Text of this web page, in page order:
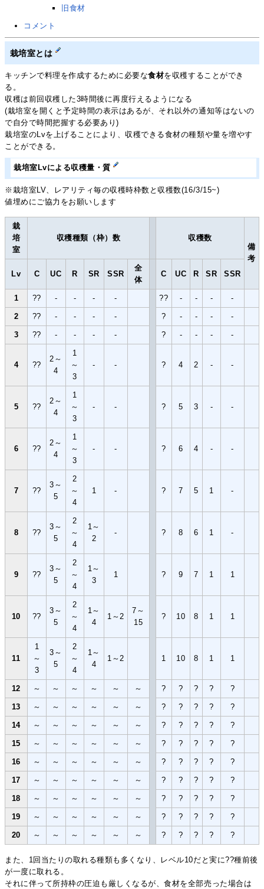
旧食材
コメント
栽培室とは
キッチンで料理を作成するために必要な食材を収穫することができ
る。
収穫は前回収穫した3時間後に再度行えるようになる
(栽培室を開くと予定時間の表示はあるが、それ以外の通知等はないの
で自分で時間把握する必要あり)
栽培室のLvを上げることにより、収穫できる食材の種類や量を増やす
ことができる。
栽培室Lvによる収穫量・質
※栽培室LV、レアリティ毎の収穫時枠数と収穫数(16/3/15~)
値埋めにご協力をお願いします
栽
培
室
収穫種類（枠）数
収穫数
備
考
Lv
C UC R SR SSR
全
体
C UC R SR SSR
1 ?? - - - - ?? - - - -
2 ?? - - - - ? - - - -
3 ?? - - - - ? - - - -
4 ??
2～
4
1
～
3
- - ? 4 2 - -
5 ??
2～
4
1
～
3
- - ? 5 3 - -
6 ??
2～
4
1
～
3
- - ? 6 4 - -
7 ??
3～
5
2
～
4
1 - ? 7 5 1 -
8 ??
3～
5
2
～
4
1～
2
- ? 8 6 1 -
9 ??
3～
5
2
～
4
1～
3
1 ? 9 7 1 1
10 ??
3～
5
2
～
4
1～
4
1～2
7～
15
? 10 8 1 1
11
1
～
3
3～
5
2
～
4
1～
4
1～2 1 10 8 1 1
12 ～ ～ ～ ～ ～ ～ ? ? ? ? ?
13 ～ ～ ～ ～ ～ ～ ? ? ? ? ?
14 ～ ～ ～ ～ ～ ～ ? ? ? ? ?
15 ～ ～ ～ ～ ～ ～ ? ? ? ? ?
16 ～ ～ ～ ～ ～ ～ ? ? ? ? ?
17 ～ ～ ～ ～ ～ ～ ? ? ? ? ?
18 ～ ～ ～ ～ ～ ～ ? ? ? ? ?
19 ～ ～ ～ ～ ～ ～ ? ? ? ? ?
20 ～ ～ ～ ～ ～ ～ ? ? ? ? ?
また、1回当たりの取れる種類も多くなり、レベル10だと実に??種前後
が一度に取れる。
それに伴って所持枠の圧迫も厳しくなるが、食材を全部売った場合は